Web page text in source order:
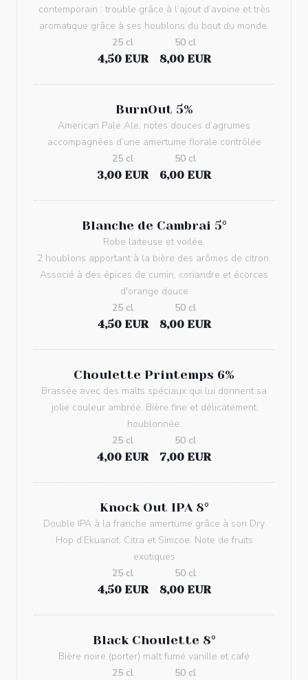
contemporain : trouble grâce à l’ajout d’avoine et très
aromatique grâce à ses houblons du bout du monde.
4,50 EUR
25 cl
8,00 EUR
50 cl
BurnOut 5%
American Pale Ale; notes douces d’agrumes
accompagnées d’une amertume florale contrôlée
3,00 EUR
25 cl
6,00 EUR
50 cl
Blanche de Cambrai 5°
Robe laiteuse et voilée.
2 houblons apportant à la bière des arômes de citron.
Associé à des épices de cumin, coriandre et écorces
d'orange douce
4,50 EUR
25 cl
8,00 EUR
50 cl
Choulette Printemps 6%
Brassée avec des malts spéciaux qui lui donnent sa
jolie couleur ambrée. Bière fine et délicatement
houblonnée.
4,00 EUR
25 cl
7,00 EUR
50 cl
Knock Out IPA 8°
Double IPA à la franche amertume grâce à son Dry
Hop d’Ekuanot, Citra et Simcoe. Note de fruits
exotiques
4,50 EUR
25 cl
8,00 EUR
50 cl
Black Choulette 8°
Bière noire (porter) malt fumé vanille et café
25 cl
50 cl